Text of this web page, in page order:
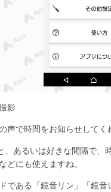
影
声で時間をお知らせしてく
あるいは好きな間隔で、
どにも使えますね。
である「鏡音リン」「鏡